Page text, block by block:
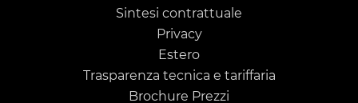
Sintesi contrattuale
Privacy
Estero
Trasparenza tecnica e tariffaria
Brochure Prezzi